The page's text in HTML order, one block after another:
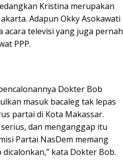
Kristina merupakan
Adapun Okky Asokawati
televisi yang juga pernah
PPP.
Dokter Bob
masuk bacaleg tak lepas
partai di Kota Makassar.
serius, dan menganggap itu
Partai NasDem memang
kata Dokter Bob.